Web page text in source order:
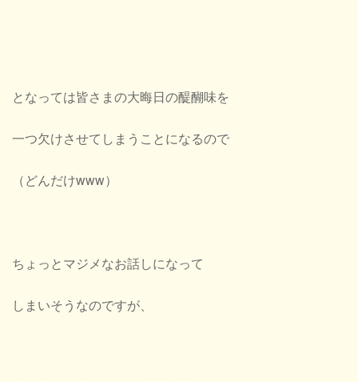
となっては皆さまの大晦日の醍醐味を
一つ欠けさせてしまうことになるので
（どんだけwww）
ちょっとマジメなお話しになって
しまいそうなのですが、